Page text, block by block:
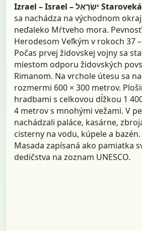
Izrael – Israel – יִשְׂרָאֵל
sa nachádza na východnom
neďaleko Mŕtveho mora.
Herodesom Veľkým v rokoch 37
Počas prvej židovskej vojny sa
miestom odporu židovských
Rimanom. Na vrchole útesu sa
rozmermi 600 × 300 metrov.
hradbami s celkovou dĺžkou 1
4 metrov s mnohými vežami. V
nachádzali paláce, kasárne,
cisterny na vodu, kúpele a
Masada zapísaná ako pamiatka
dedičstva na zoznam UNESCO.